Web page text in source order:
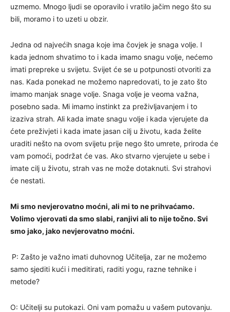
uzmemo. Mnogo ljudi se oporavilo i vratilo jačim nego što su
bili, moramo i to uzeti u obzir.
Jedna od najvećih snaga koje ima čovjek je snaga volje. I
kada jednom shvatimo to i kada imamo snagu volje, nećemo
imati prepreke u svijetu. Svijet će se u potpunosti otvoriti za
nas. Kada ponekad ne možemo napredovati, to je zato što
imamo manjak snage volje. Snaga volje je veoma važna,
posebno sada. Mi imamo instinkt za preživljavanjem i to
izaziva strah. Ali kada imate snagu volje i kada vjerujete da
ćete preživjeti i kada imate jasan cilj u životu, kada želite
uraditi nešto na ovom svijetu prije nego što umrete, priroda će
vam pomoći, podržat će vas. Ako stvarno vjerujete u sebe i
imate cilj u životu, strah vas ne može dotaknuti. Svi strahovi
će nestati.
Mi smo nevjerovatno moćni, ali mi to ne prihvaćamo.
Volimo vjerovati da smo slabi, ranjivi ali to nije točno. Svi
smo jako, jako nevjerovatno moćni.
P: Zašto je važno imati duhovnog Učitelja, zar ne možemo
samo sjediti kući i meditirati, raditi yogu, razne tehnike i
metode?
O: Učitelji su putokazi. Oni vam pomažu u vašem putovanju.